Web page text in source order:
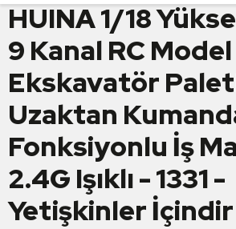
HUINA 1/18
9 Kanal RC Model
Ekskavatör
Uzaktan
Fonksiyonlu İş
2.4G Işıklı - 1331 -
Yetişkinler İçindir